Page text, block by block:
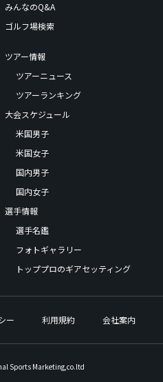
みんなのQ&A
ゴルフ場検索
ツアー情報
ツアーニュース
ツアーランキング
大会スケジュール
米国男子
米国女子
国内男子
国内女子
選手情報
選手名鑑
フォトギャラリー
トッププロのギアセッティング
ー 利用規約 会社案内
Sports Marketing,co.ltd